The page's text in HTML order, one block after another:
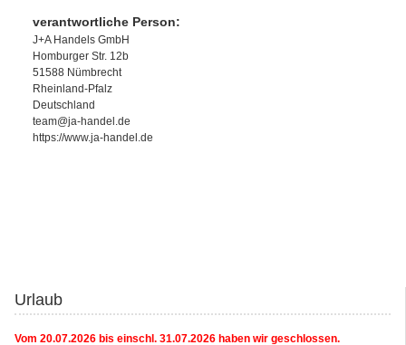
verantwortliche Person:
J+A Handels GmbH
Homburger Str. 12b
51588 Nümbrecht
Rheinland-Pfalz
Deutschland
team@ja-handel.de
https://www.ja-handel.de
Urlaub
Vom 20.07.2026 bis einschl. 31.07.2026 haben wir geschlossen.